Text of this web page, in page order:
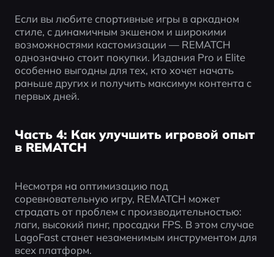
Если вы любите спортивные игры в аркадном
стиле, с динамичным экшеном и широкими
возможностями кастомизации — REMATCH
однозначно стоит покупки. Издания Pro и Elite
особенно выгодны для тех, кто хочет начать
раньше других и получить максимум контента с
первых дней.
Часть 4: Как улучшить игровой опыт
в REMATCH
Несмотря на оптимизацию под
соревновательную игру, REMATCH может
страдать от проблем с производительностью:
лаги, высокий пинг, просадки FPS. В этом случае
LagoFast станет незаменимым инструментом для
всех платформ.